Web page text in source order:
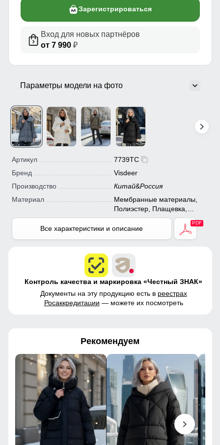
Зарегистрироваться
Вход для новых партнёров
от 7 990₽
Параметры модели на фото
Артикул
7739TC
Бренд
Visdeer
Производство
Китай&Россия
Материал
Мембранные материалы,
Полиэстер, Плащевка,
Болонь, Экологичные
материалы
Все характеристики и описание
Контроль качества и маркировка «Честный ЗНАК»
Документы на эту продукцию есть в реестрах
Росаккредитации — можете их посмотреть
Рекомендуем